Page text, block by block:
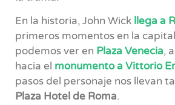
En la historia, John Wick llega a
primeros momentos en la
podemos ver en Plaza Venecia,
hacia el monumento a Vittorio
pasos del personaje nos llevan
Plaza Hotel de Roma.